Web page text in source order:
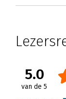
5.0
van de 5